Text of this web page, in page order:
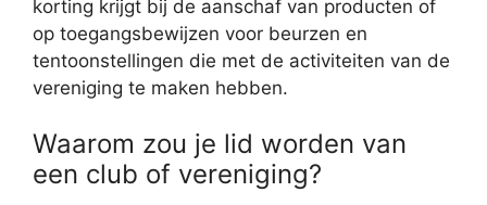
korting krijgt bij de aanschaf van producten of
op toegangsbewijzen voor beurzen en
tentoonstellingen die met de activiteiten van de
vereniging te maken hebben.
Waarom zou je lid worden van
een club of vereniging?